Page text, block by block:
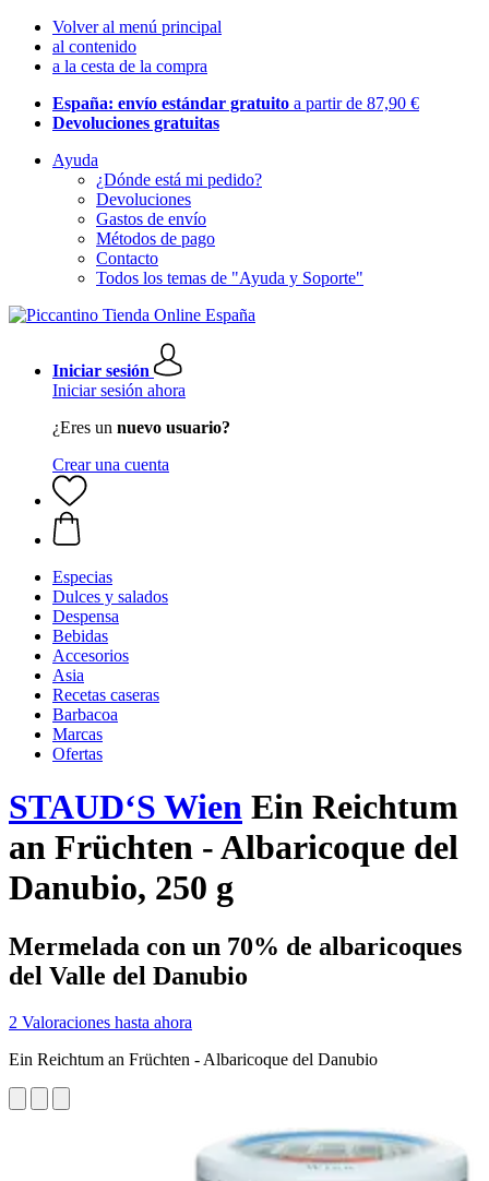
Volver al menú principal
al contenido
a la cesta de la compra
España: envío estándar gratuito a partir de 87,90 €
Devoluciones gratuitas
Ayuda
¿Dónde está mi pedido?
Devoluciones
Gastos de envío
Métodos de pago
Contacto
Todos los temas de "Ayuda y Soporte"
Iniciar sesión
Iniciar sesión ahora
¿Eres un nuevo usuario?
Crear una cuenta
Especias
Dulces y salados
Despensa
Bebidas
Accesorios
Asia
Recetas caseras
Barbacoa
Marcas
Ofertas
STAUD‘S Wien Ein Reichtum
an Früchten - Albaricoque del
Danubio, 250 g
Mermelada con un 70% de albaricoques
del Valle del Danubio
2 Valoraciones hasta ahora
Ein Reichtum an Früchten - Albaricoque del Danubio